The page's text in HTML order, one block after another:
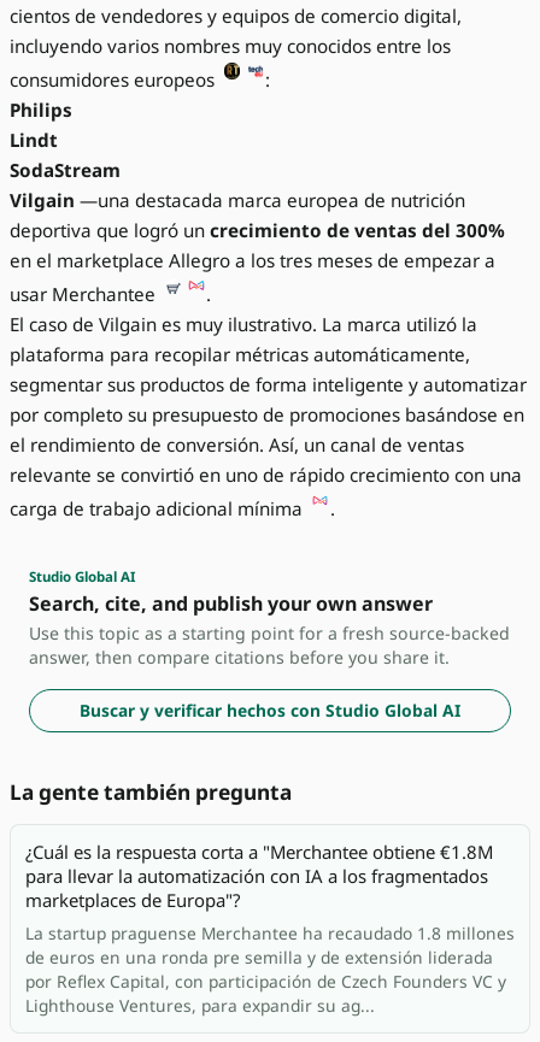
cientos de vendedores y equipos de comercio digital,
incluyendo varios nombres muy conocidos entre los
consumidores europeos
:
Philips
Lindt
SodaStream
Vilgain —una destacada marca europea de nutrición
deportiva que logró un crecimiento de ventas del 300%
en el marketplace Allegro a los tres meses de empezar a
usar Merchantee
.
El caso de Vilgain es muy ilustrativo. La marca utilizó la
plataforma para recopilar métricas automáticamente,
segmentar sus productos de forma inteligente y automatizar
por completo su presupuesto de promociones basándose en
el rendimiento de conversión. Así, un canal de ventas
relevante se convirtió en uno de rápido crecimiento con una
carga de trabajo adicional mínima
.
Studio Global AI
Search, cite, and publish your own answer
Use this topic as a starting point for a fresh source-backed
answer, then compare citations before you share it.
Buscar y verificar hechos con Studio Global AI
La gente también pregunta
¿Cuál es la respuesta corta a "Merchantee obtiene €1.8M
para llevar la automatización con IA a los fragmentados
marketplaces de Europa"?
La startup praguense Merchantee ha recaudado 1.8 millones
de euros en una ronda pre semilla y de extensión liderada
por Reflex Capital, con participación de Czech Founders VC y
Lighthouse Ventures, para expandir su ag...